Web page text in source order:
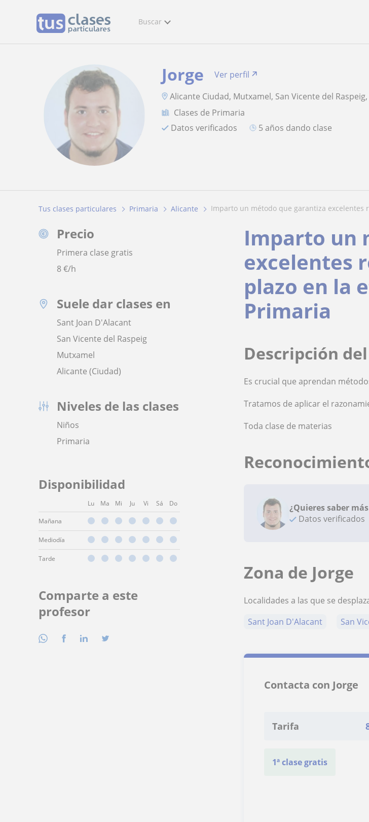
Buscar
Jorge
Ver perfil
Alicante Ciudad, Mutxamel, San Vicente del
Clases de Primaria
Datos verificados
5 años dando clase
Tus clases particulares Primaria Alicante imparto un método que garantiza excelentes
Precio
Primera clase gratis
8€/h
Suele dar clases en
Sant Joan D'Alacant
San Vicente del Raspeig
Mutxamel
Alicante (Ciudad)
Niveles de las clases
Niños
Primaria
Disponibilidad
Lu Ma Mi Ju Vi Sá Do
Mañana
Mediodía
Tarde
Comparte a este
profesor
Imparto un
excelentes
plazo en la
Primaria
Descripción
Es crucial que aprendan
Tratamos de aplicar el
Toda clase de materias
¿Quieres saber más
Datos verificados
Zona de Jorge
Localidades a las que se
Sant Joan D'Alacant
San
Contacta con Jorge
Tarifa
1ª clase gratis